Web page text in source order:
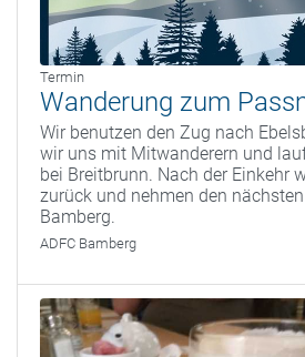
Termin
Wanderung zum
Wir benutzen den Zug nach
wir uns mit Mitwanderern und
bei Breitbrunn. Nach der Einkehr
zurück und nehmen den
Bamberg.
ADFC Bamberg